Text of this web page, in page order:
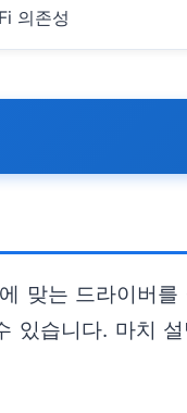
의존성
맞는 드라이버
있습니다. 마치